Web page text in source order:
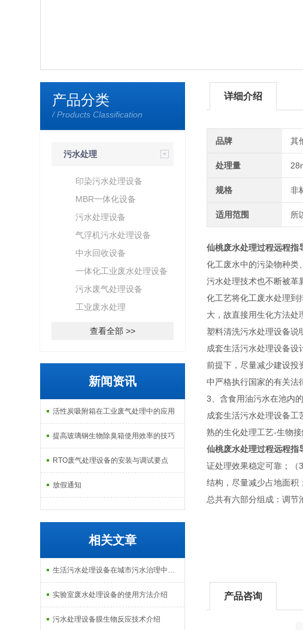
产品分类
/ Products Classification
污水处理
印染污水处理设备
MBR一体化设备
污水处理设备
气浮机污水处理设备
中水回收设备
一体化工业废水处理设备
污水废气处理设备
工业废水处理
查看全部 >>
新闻资讯
活性炭吸附箱在工业废气处理中的应用
提高玻璃钢生物除臭箱使用效率的技巧
RTO废气处理设备的安装与调试要点
放假通知
相关文章
生活污水处理设备在城市污水治理中的应用介绍
实验室废水处理设备的使用方法介绍
污水处理设备膜生物反应技术介绍
详细介绍
品牌 其
处理量
规格 非
适用范围 所
仙桃废水处理过程远程指
化工废水中的污染物种类
污水处理技术也不断被革
化工艺将化工废水处理到
大，故直接用生化方法处
塑料清洗污水处理设备说
成套生活污水处理设备设
前提下，尽量减少建设投
中严格执行国家的有关法
3、含食用油污水在池内
成套生活污水处理设备
熟的生化处理工艺-生物
仙桃废水处理过程远程指
证处理效果稳定可靠；（
结构，尽量减少占地面积
总共有六部分组成：调节
产品咨询